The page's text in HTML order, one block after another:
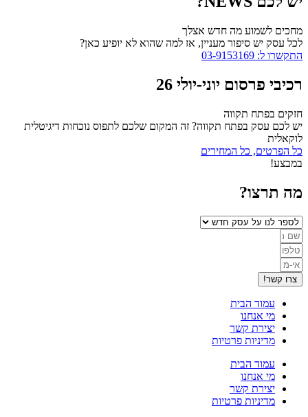
מחכים לשמוע מה חדש אצלך
לכל עסק יש סיפור מעניין, אז למה שהוא לא יופיע כאן?
התקשרו ל: 03-9153169
רכיבי פרסום יוני-יולי 26
חזקים בפתח תקווה
יש לכם עסק בפתח תקווה? זה המקום שלכם לתפוס נוכחות דיגיטלית
לוקאלית
כל הפרטים, כל המחירים
במבצע!
מה תרצו?
צרו קשר!
עמוד הבית
מי אנחנו
יצירת קשר
מדיניות פרטיות
עמוד הבית
מי אנחנו
יצירת קשר
מדיניות פרטיות